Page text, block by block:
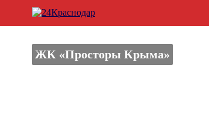
ЖК «Просторы Крыма»